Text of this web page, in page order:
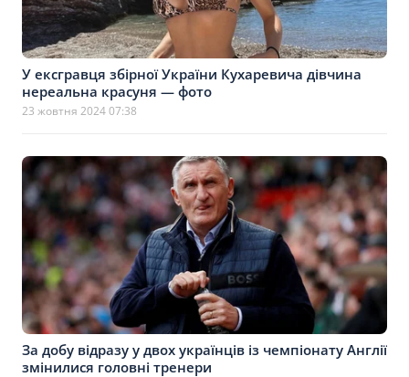
У ексгравця збірної України Кухаревича дівчина
нереальна красуня — фото
23 жовтня 2024 07:38
За добу відразу у двох українців із чемпіонату Англії
змінилися головні тренери